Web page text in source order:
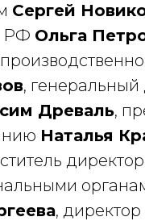
Сергей
РФ Ольга
, генеральный
Древаль,
Наталья
,